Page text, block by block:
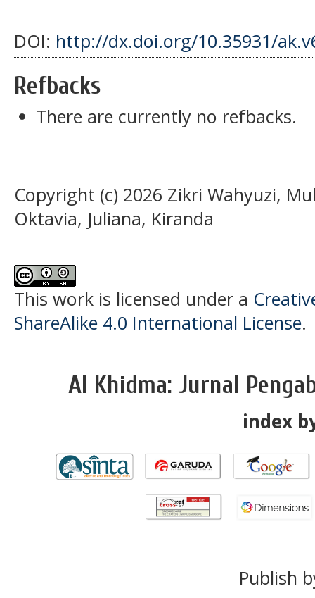
DOI: http://dx.doi.org/10.35931/
Refbacks
There are currently no refbacks.
Copyright (c) 2026 Zikri Wahyuzi,
Oktavia, Juliana, Kiranda
This work is licensed under a
ShareAlike 4.0 International License.
Al Khidma: Jurnal
index
Publish